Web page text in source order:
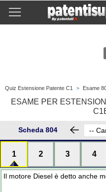
Quiz Estensione Patente C1 > Esame
ESAME PER
Scheda 804
1 2 3 4
Il motore Diesel è detto anche